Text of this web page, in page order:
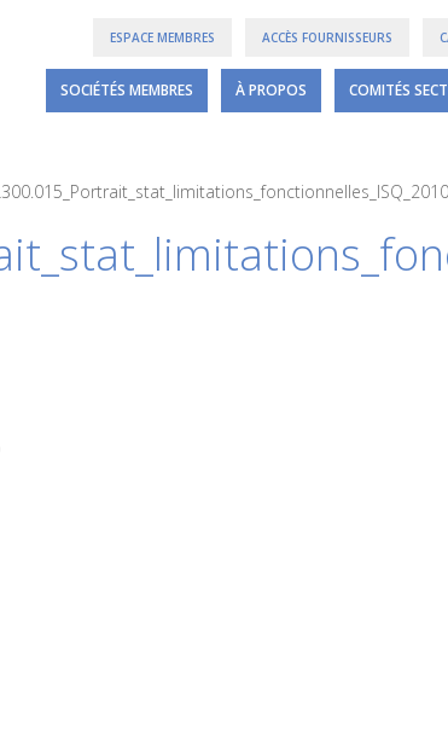
ESPACE MEMBRES ACCÈS FOURNISSEURS
SOCIÉTÉS MEMBRES À PROPOS COMITÉS